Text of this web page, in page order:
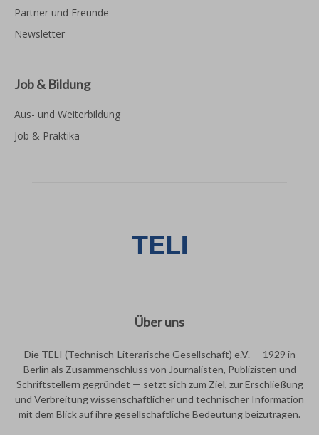
Partner und Freunde
Newsletter
Job & Bildung
Aus- und Weiterbildung
Job & Praktika
Über uns
Die TELI (Technisch-Literarische Gesellschaft) e.V. — 1929 in
Berlin als Zusammenschluss von Journalisten, Publizisten und
Schriftstellern gegründet — setzt sich zum Ziel, zur Erschließung
und Verbreitung wissenschaftlicher und technischer Information
mit dem Blick auf ihre gesellschaftliche Bedeutung beizutragen.